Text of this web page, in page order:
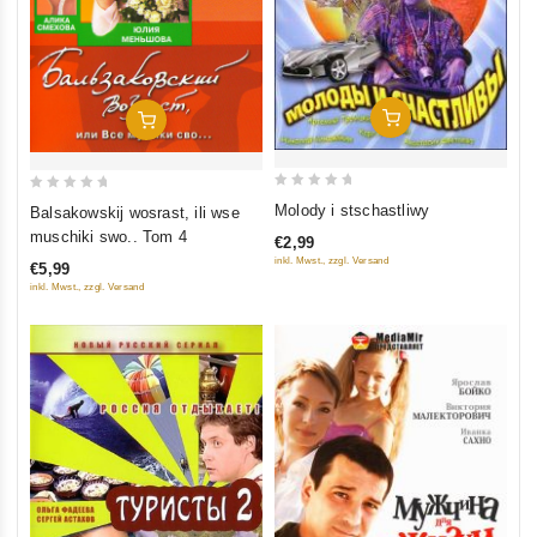
In Den Warenkorb
5
Balsakowskij wosrast, ili wse
muschiki swo.. Tom 4
€5,99
inkl. Mwst., zzgl. Versand
In Den Warenkorb
of
Molody i stschastliwy
€2,99
inkl. Mwst., zzgl. Versand